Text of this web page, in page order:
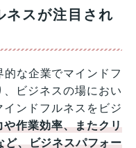
ネスが注目され
な企業でマインドフ
ビジネスの場におい
ンドフルネスをビジ
や作業効率、またクリ
ど、ビジネスパフォー